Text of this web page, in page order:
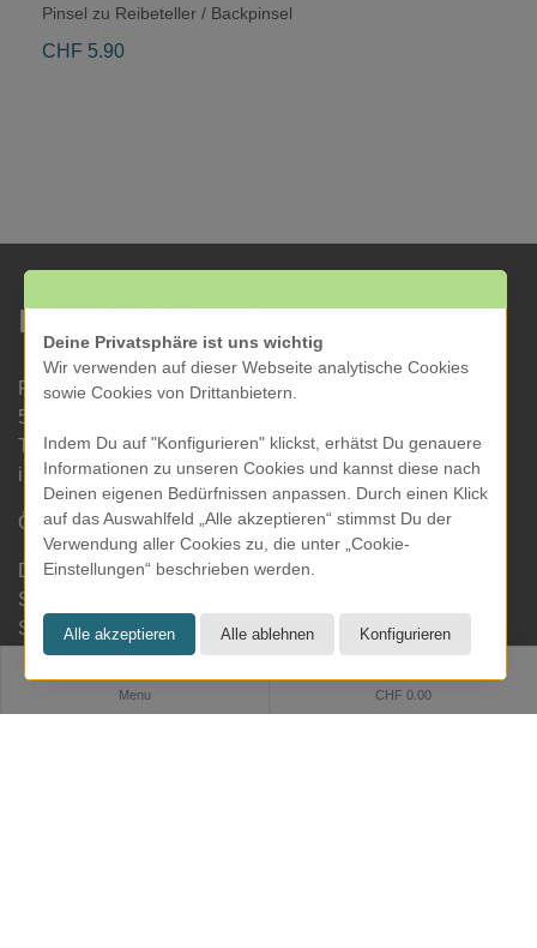
Menu CHF 0.00
Pinsel zu Reibeteller / Backpinsel
CHF 5.90
KRESOM & mehr
Rathausgasse 27
5000 Aarau
Tel: 062 822 19 19
info@kresom.ch
Öffnungszeiten Laden:
Dienstag bis Freitag: 09.30 bis 18.00 Uhr
Samstag: 09.30 bis 17.00 Uhr
Sonntag & Montag geschlossen
Deine Privatsphäre ist uns wichtig
Wir verwenden auf dieser Webseite analytische Cookies
sowie Cookies von Drittanbietern.
Indem Du auf "Konfigurieren" klickst, erhätst Du genauere
Informationen zu unseren Cookies und kannst diese nach
Deinen eigenen Bedürfnissen anpassen. Durch einen Klick
auf das Auswahlfeld „Alle akzeptieren“ stimmst Du der
Verwendung aller Cookies zu, die unter „Cookie-
Einstellungen“ beschrieben werden.